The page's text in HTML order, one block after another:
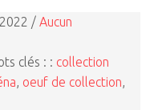
/ Aucun
clés : : collection
, oeuf de collection,